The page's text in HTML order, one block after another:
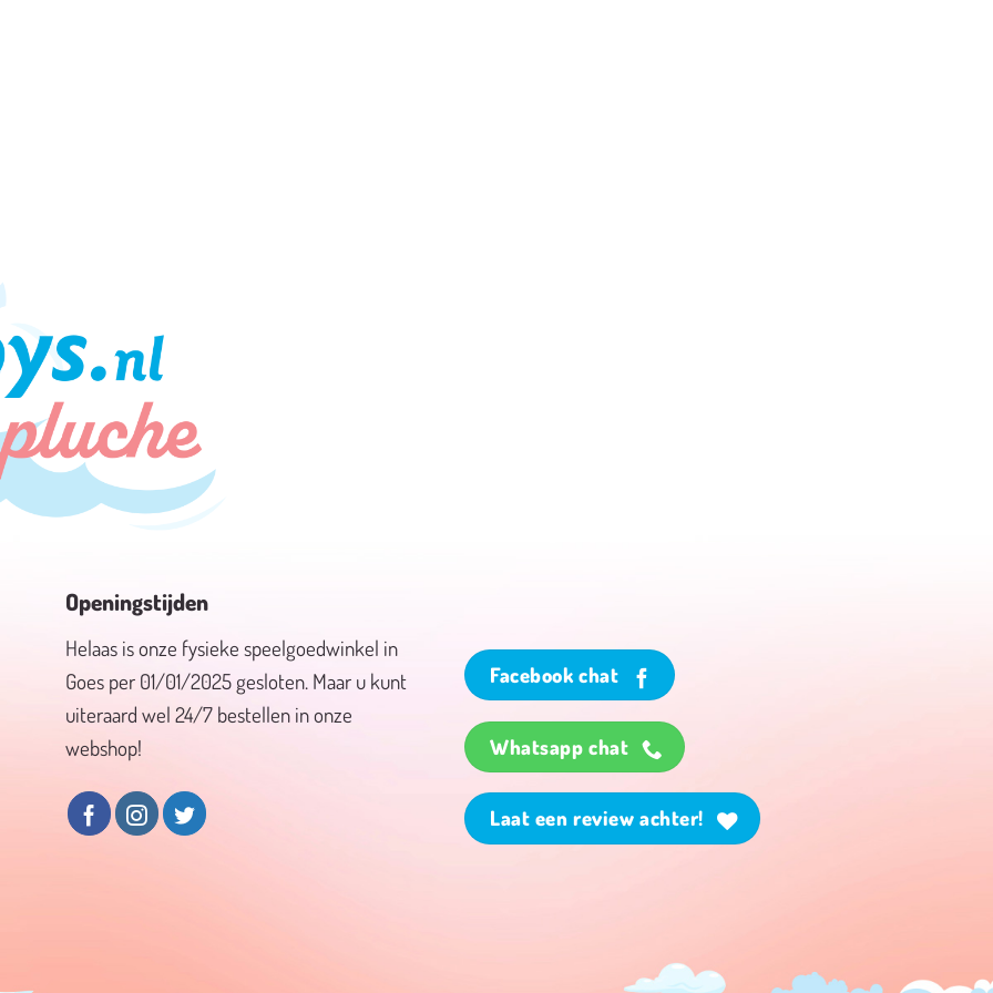
Openingstijden
Helaas is onze fysieke speelgoedwinkel in
Goes per 01/01/2025 gesloten. Maar u kunt
uiteraard wel 24/7 bestellen in onze
webshop!
Facebook chat
Whatsapp chat
Laat een review achter!